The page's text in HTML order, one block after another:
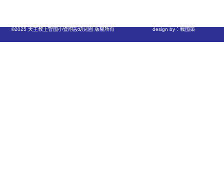
©2025 天主教上智國小暨附設幼兒園 版權所有 design by：戰國策